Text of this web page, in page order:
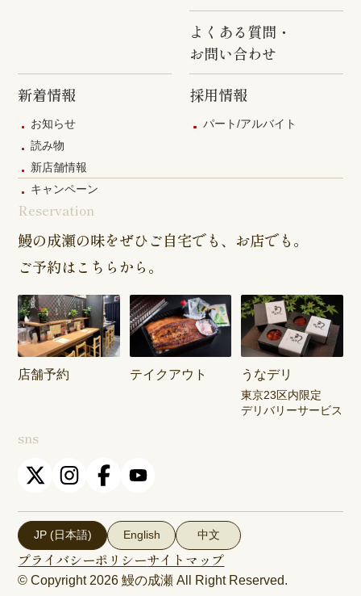
よくある質問・
お問い合わせ
新着情報
お知らせ
読み物
新店舗情報
キャンペーン
採用情報
パート/アルバイト
Reservation
鰻の成瀬の味をぜひご自宅でも、お店でも。
ご予約はこちらから。
店舗予約 テイクアウト うなデリ
東京23区内限定
デリバリーサービス
sns
JP (日本語) English 中文
プライバシーポリシーサイトマップ
© Copyright 2026鰻の成瀬 All Right Reserved.